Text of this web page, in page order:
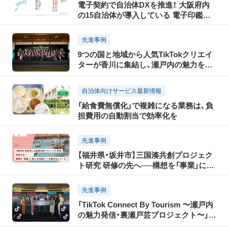
電子契約で自治体DXを推進！ 大阪府内
の15自治体が導入している 電子印鑑
先進事例
9つの国と地域から人気TikTokクリエイ
ターが香川に集結し、瀬戸内の魅力を
Connect By Tourism 〜瀬戸内の魅力発
信・裏瀬戸芸プロジェクト〜」開催レポー
ト（前編）
自治体向けサービス最新情報
「給食費無償化」で複雑になる業務は、負
担費用の自動割当で効率化を
先進事例
【福井県・坂井市】三国湊共創プロジェク
ト研究 研修の先へ──構想を「事業」に変
先進事例
「TikTok Connect By Tourism 〜瀬戸内
の魅力発信・裏瀬戸芸プロジェクト〜」開